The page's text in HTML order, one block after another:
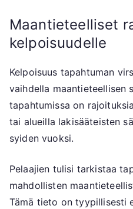
Maantieteelliset
kelpoisuudelle
Kelpoisuus tapahtuman
vaihdella maantieteellisen
tapahtumissa on
tai alueilla lakisääteisten
syiden vuoksi.
Pelaajien tulisi tarkistaa
mahdollisten
Tämä tieto on tyypillisesti